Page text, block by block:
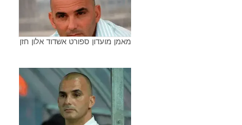
מאמן מועדון ספורט אשדוד אלון חזן